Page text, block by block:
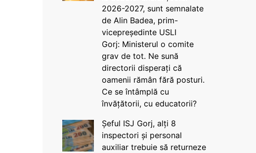
2026-2027, sunt semnalate
de Alin Badea, prim-
vicepreședinte USLI
Gorj: Ministerul o comite
grav de tot. Ne sună
directorii disperați că
oamenii rămân fără posturi.
Ce se întâmplă cu
învățătorii, cu educatorii?
Șeful ISJ Gorj, alți 8
inspectori și personal
auxiliar trebuie să returneze